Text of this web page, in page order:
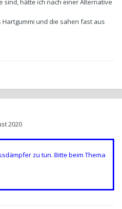
sind, hätte ich nach einer Alternative
und die sahen fast aus
2020
zu tun. Bitte beim Thema